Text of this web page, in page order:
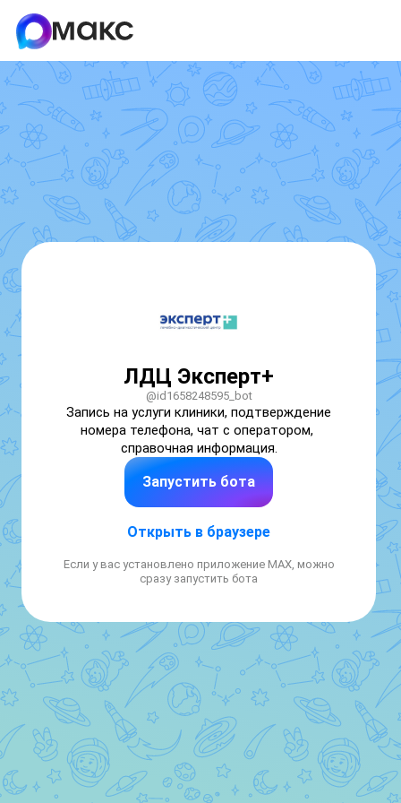
ЛДЦ Эксперт+
@id1658248595_bot
Запись на услуги клиники, подтверждение
номера телефона, чат с оператором,
справочная информация.
Запустить бота
Открыть в браузере
Если у вас установлено приложение MAX, можно
сразу запустить бота